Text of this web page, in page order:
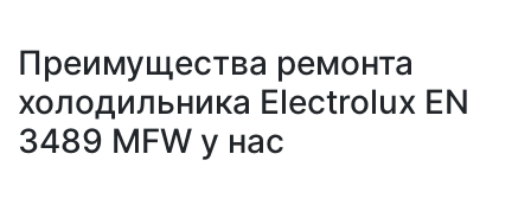
Преимущества ремонта
холодильника Electrolux EN
3489 MFW у нас